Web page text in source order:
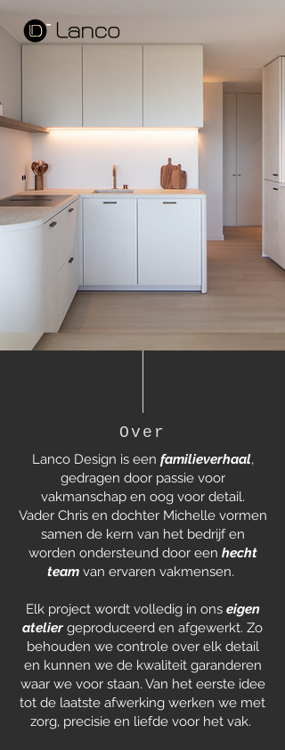
Over
Lanco Design is een familieverhaal,
gedragen door passie voor
vakmanschap en oog voor detail.
Vader Chris en dochter Michelle vormen
samen de kern van het bedrijfen
worden ondersteund door een hecht
team van ervaren vakmensen.
Elk project wordt volledig in ons eigen
atelier geproduceerd en afgewerkt. Zo
behouden we controle over elk detail
en kunnen we de kwaliteit garanderen
waar we voor staan. Van het eerste idee
tot de laatste afwerking werken we met
zorg, precisie en liefde voor het vak.